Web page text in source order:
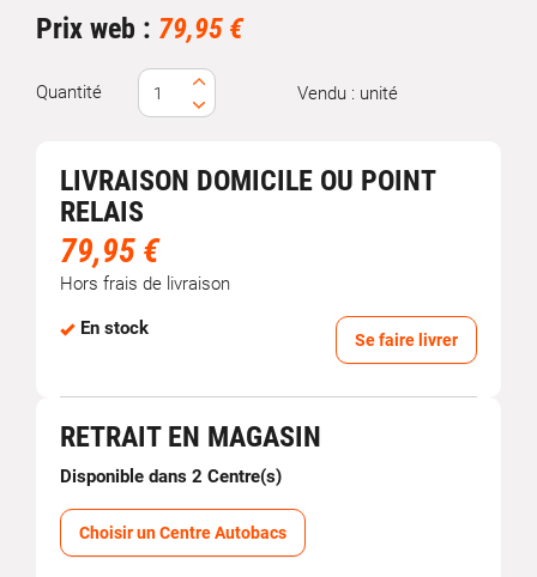
Prix web : 79,95 €
Quantité Vendu : unité
LIVRAISON DOMICILE OU POINT
RELAIS
79,95 €
Hors frais de livraison
En stock
Se faire livrer
RETRAIT EN MAGASIN
Disponible dans 2 Centre(s)
Choisir un Centre Autobacs